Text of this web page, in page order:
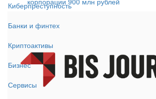
Киберпреступность
Банки и финтех
Криптоактивы
Бизнес
Сервисы